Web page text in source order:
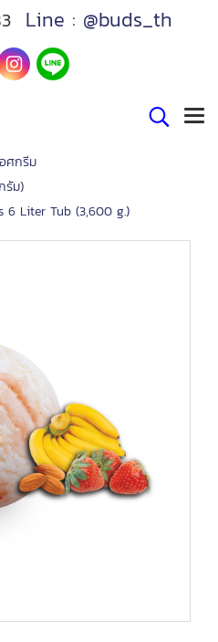
Line : @buds_th
ศกรีม
รัม)
6 Liter Tub (3,600 g.)